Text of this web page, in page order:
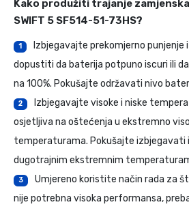
Kako produžiti trajanje
SWIFT 5 SF514-51-73HS?
1
Izbjegavajte prekomjerno punjenje
dopustiti da baterija potpuno iscuri ili
na 100%. Pokušajte održavati nivo
2
Izbjegavajte visoke i niske
osjetljiva na oštećenja u ekstremno
temperaturama. Pokušajte izbjegavati
dugotrajnim ekstremnim
3
Umjereno koristite način rada za
nije potrebna visoka performansa,